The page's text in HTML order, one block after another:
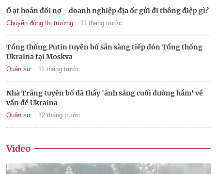
Ồ ạt hoán đổi nợ - doanh nghiệp địa ốc gửi đi thông điệp gì?
Chuyển động thị trường 11 tháng trước
Tổng thống Putin tuyên bố sẵn sàng tiếp đón Tổng thống
Ukraina tại Moskva
Quân sự 11 tháng trước
Nhà Trắng tuyên bố đã thấy 'ánh sáng cuối đường hầm' về
vấn đề Ukraina
Quân sự 12 tháng trước
Video